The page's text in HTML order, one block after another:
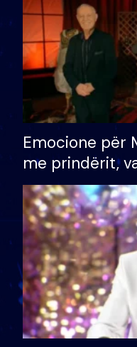
Emocione për
me prindërit,
divorci apo jo?